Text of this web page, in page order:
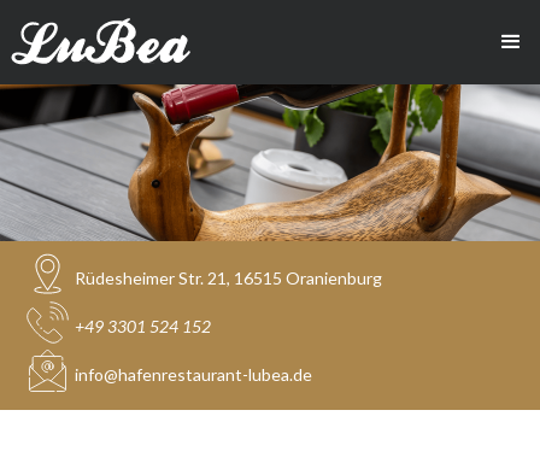
Rüdesheimer Str. 21, 16515 Oranienburg
+49 3301 524 152
info@hafenrestaurant-lubea.de